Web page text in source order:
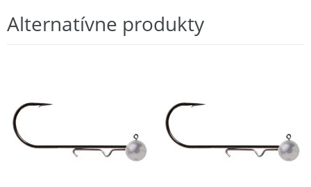
Alternatívne produkty